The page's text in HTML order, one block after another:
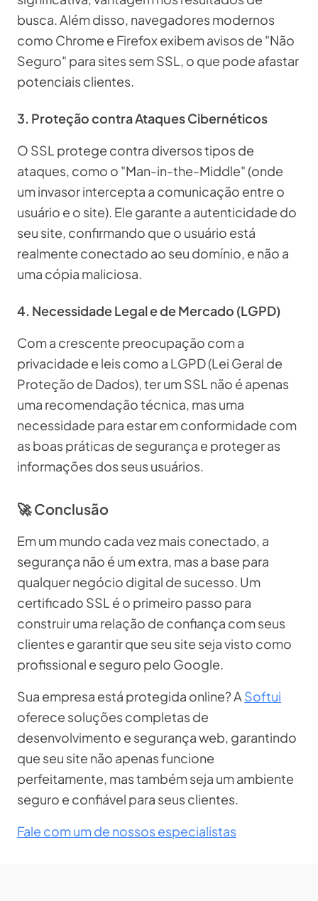
busca. Além disso, navegadores modernos
como Chrome e Firefox exibem avisos de "Não
Seguro" para sites sem SSL, o que pode afastar
potenciais clientes.
3. Proteção contra Ataques Cibernéticos
O SSL protege contra diversos tipos de
ataques, como o "Man-in-the-Middle" (onde
um invasor intercepta a comunicação entre o
usuário e o site). Ele garante a autenticidade do
seu site, confirmando que o usuário está
realmente conectado ao seu domínio, e não a
uma cópia maliciosa.
4. Necessidade Legal e de Mercado (LGPD)
Com a crescente preocupação com a
privacidade e leis como a LGPD (Lei Geral de
Proteção de Dados), ter um SSL não é apenas
uma recomendação técnica, mas uma
necessidade para estar em conformidade com
as boas práticas de segurança e proteger as
informações dos seus usuários.
🚀 Conclusão
Em um mundo cada vez mais conectado, a
segurança não é um extra, mas a base para
qualquer negócio digital de sucesso. Um
certificado SSL é o primeiro passo para
construir uma relação de confiança com seus
clientes e garantir que seu site seja visto como
profissional e seguro pelo Google.
Sua empresa está protegida online? A Softui
oferece soluções completas de
desenvolvimento e segurança web, garantindo
que seu site não apenas funcione
perfeitamente, mas também seja um ambiente
seguro e confiável para seus clientes.
Fale com um de nossos especialistas